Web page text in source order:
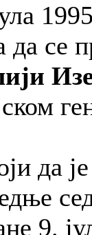
да се
да
9.